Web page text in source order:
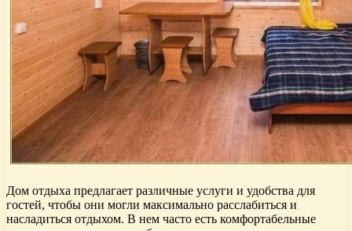
Дом отдыха предлагает различные услуги и удобства для
гостей, чтобы они могли максимально расслабиться и
насладиться отдыхом. В нем часто есть комфортабельные